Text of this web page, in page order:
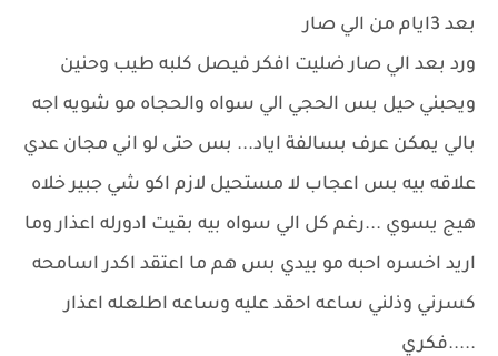
بعد 3ايام من الي صار
ورد بعد الي صار ضليت افكر فيصل كلبه طيب وحنين
ويحبني حيل بس الحجي الي سواه والحجاه مو شويه اجه
بالي يمكن عرف بسالفة اياد... بس حتى لو اني مجان عدي
علاقه بيه بس اعجاب لا مستحيل لازم اكو شي جبير خلاه
هيج يسوي ...رغم كل الي سواه بيه بقيت ادورله اعذار وما
اريد اخسره احبه مو بيدي بس هم ما اعتقد اكدر اسامحه
كسرني وذلني ساعه احقد عليه وساعه اطلعله اعذار
.....فكري